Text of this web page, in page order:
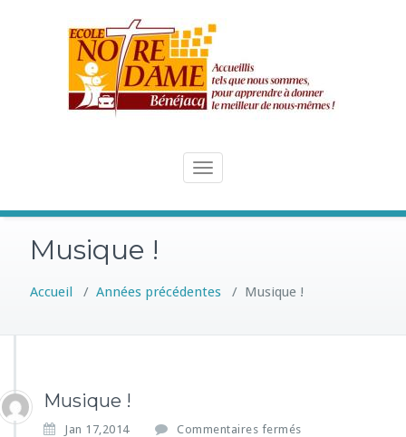
Toggle
Musique !
Accueil / Années précédentes / Musique !
Musique !
Jan 17,2014 Commentaires fermés